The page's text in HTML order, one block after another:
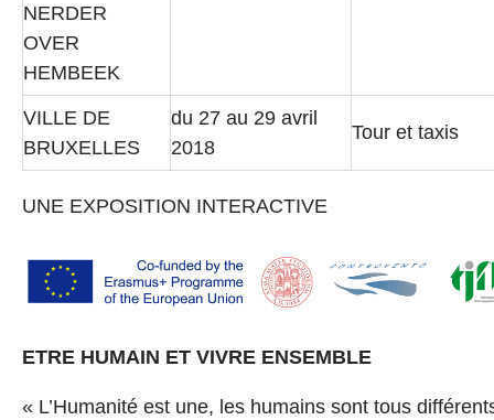
NERDER
OVER
HEMBEEK
VILLE DE
BRUXELLES
du 27 au 29 avril
2018
Tour et taxis
UNE EXPOSITION INTERACTIVE
ETRE HUMAIN ET VIVRE ENSEMBLE
« L’Humanité est une, les humains sont tous